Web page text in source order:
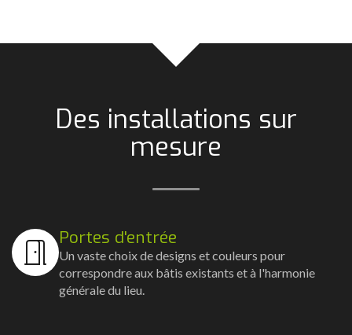
Des installations sur
mesure
Portes d'entrée
Un vaste choix de designs et couleurs pour
correspondre aux bâtis existants et à l'harmonie
générale du lieu.